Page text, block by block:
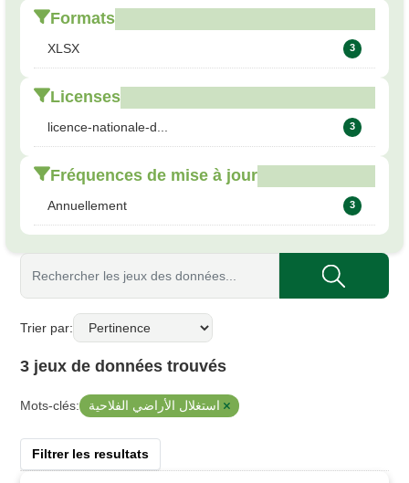
Formats
XLSX 3
Licenses
licence-nationale-d... 3
Fréquences de mise à jour
Annuellement 3
Trier par
3 jeux de données trouvés
Mots-clés: استغلال الأراضي الفلاحية
Filtrer les resultats